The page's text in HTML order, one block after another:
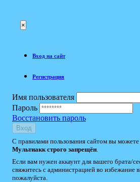
×
Вход на сайт
Регистрация
Имя пользователя
Пароль
Восстановить пароль
Вход
С правилами пользования сайтом вы можете
Мультиакк строго запрещён
Если вам нужен аккаунт для вашего брата/
свяжитесь с администрацией во избежание
пожалуйста.